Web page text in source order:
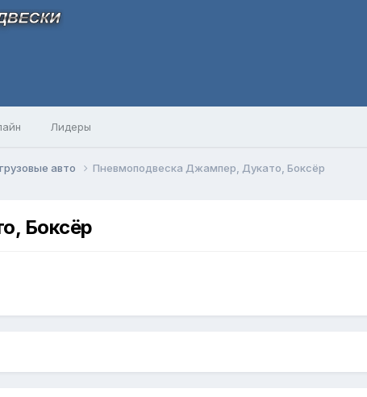
Лидеры
авто Пневмоподвеска Джампер, Дукато, Боксёр
Боксёр